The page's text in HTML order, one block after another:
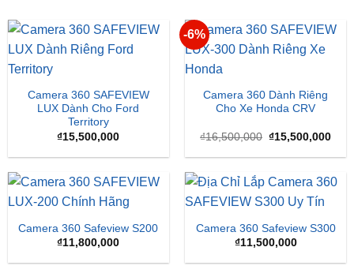
Camera 360 SAFEVIEW
LUX Dành Cho Ford
Territory
₫15,500,000
-6%
Camera 360 Dành Riêng
Cho Xe Honda CRV
₫16,500,000 Giá
là:
₫15,500,000Giá
tại
Camera 360 Safeview S200
₫11,800,000
Camera 360 Safeview S300
₫11,500,000